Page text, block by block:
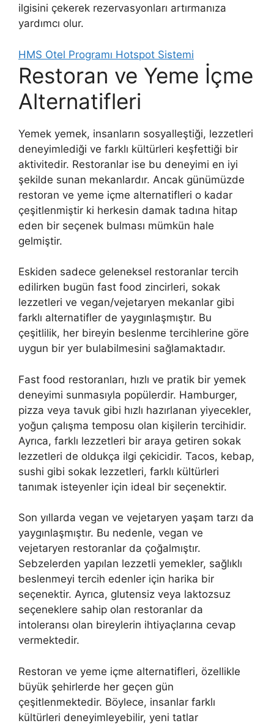
ilgisini çekerek rezervasyonları artırmanıza
yardımcı olur.
HMS Otel Programı Hotspot Sistemi
Restoran ve Yeme İçme
Alternatifleri
Yemek yemek, insanların sosyalleştiği, lezzetleri
deneyimlediği ve farklı kültürleri keşfettiği bir
aktivitedir. Restoranlar ise bu deneyimi en iyi
şekilde sunan mekanlardır. Ancak günümüzde
restoran ve yeme içme alternatifleri o kadar
çeşitlenmiştir ki herkesin damak tadına hitap
eden bir seçenek bulması mümkün hale
gelmiştir.
Eskiden sadece geleneksel restoranlar tercih
edilirken bugün fast food zincirleri, sokak
lezzetleri ve vegan/vejetaryen mekanlar gibi
farklı alternatifler de yaygınlaşmıştır. Bu
çeşitlilik, her bireyin beslenme tercihlerine göre
uygun bir yer bulabilmesini sağlamaktadır.
Fast food restoranları, hızlı ve pratik bir yemek
deneyimi sunmasıyla popülerdir. Hamburger,
pizza veya tavuk gibi hızlı hazırlanan yiyecekler,
yoğun çalışma temposu olan kişilerin tercihidir.
Ayrıca, farklı lezzetleri bir araya getiren sokak
lezzetleri de oldukça ilgi çekicidir. Tacos, kebap,
sushi gibi sokak lezzetleri, farklı kültürleri
tanımak isteyenler için ideal bir seçenektir.
Son yıllarda vegan ve vejetaryen yaşam tarzı da
yaygınlaşmıştır. Bu nedenle, vegan ve
vejetaryen restoranlar da çoğalmıştır.
Sebzelerden yapılan lezzetli yemekler, sağlıklı
beslenmeyi tercih edenler için harika bir
seçenektir. Ayrıca, glutensiz veya laktozsuz
seçeneklere sahip olan restoranlar da
intoleransı olan bireylerin ihtiyaçlarına cevap
vermektedir.
Restoran ve yeme içme alternatifleri, özellikle
büyük şehirlerde her geçen gün
çeşitlenmektedir. Böylece, insanlar farklı
kültürleri deneyimleyebilir, yeni tatlar